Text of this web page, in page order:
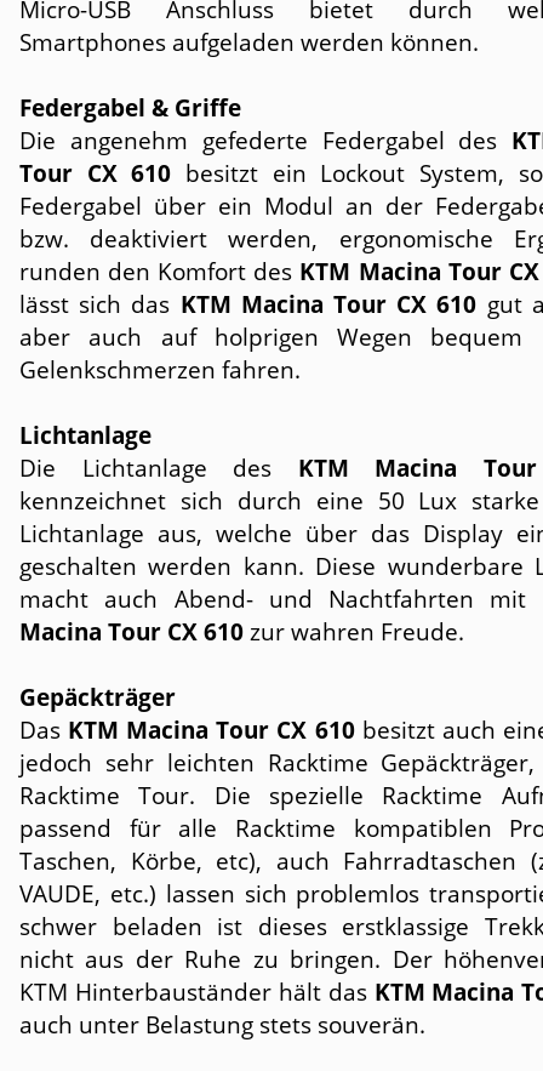
Micro-USB Anschluss bietet durch
Smartphones aufgeladen werden können.
Federgabel & Griffe
Die angenehm gefederte Federgabel des
Tour CX 610 besitzt ein Lockout System,
Federgabel über ein Modul an der
bzw. deaktiviert werden, ergonomische
runden den Komfort des KTM Macina Tour
lässt sich das KTM Macina Tour CX 610 gut
aber auch auf holprigen Wegen bequem
Gelenkschmerzen fahren.
Lichtanlage
Die Lichtanlage des KTM Macina
kennzeichnet sich durch eine 50 Lux
Lichtanlage aus, welche über das Display
geschalten werden kann. Diese wunderbare
macht auch Abend- und Nachtfahrten
Macina Tour CX 610zur wahren Freude.
Gepäckträger
Das KTM Macina Tour CX 610besitzt auch
jedoch sehr leichten Racktime
Racktime Tour. Die spezielle Racktime
passend für alle Racktime kompatiblen
Taschen, Körbe, etc), auch Fahrradtaschen
VAUDE, etc.) lassen sich problemlos
schwer beladen ist dieses erstklassige
nicht aus der Ruhe zu bringen. Der
KTM Hinterbauständer hält das KTM Macina
auch unter Belastung stets souverän.